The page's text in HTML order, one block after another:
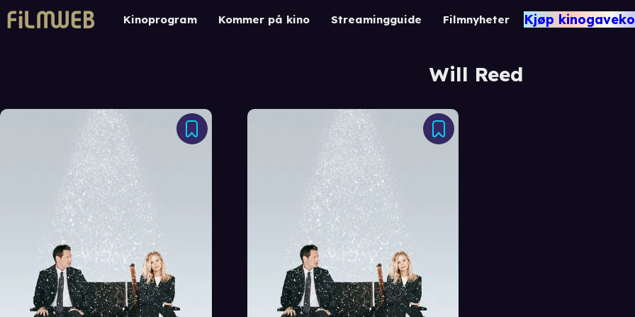
Kinoprogram Kommer på kino Streamingguide Filmnyheter Kjøp
Will Reed